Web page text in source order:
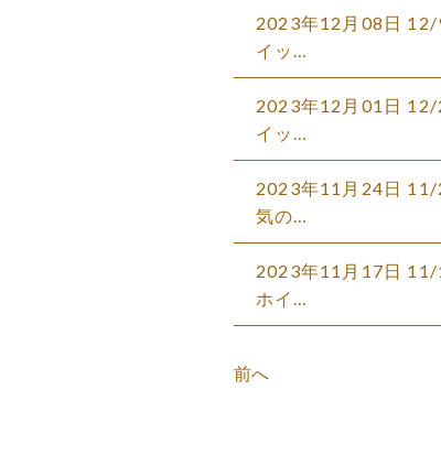
2023年12月08日 12/
イッ…
2023年12月01日 12/
イッ…
2023年11月24日 11/
気の…
2023年11月17日 11/
ホイ…
前へ